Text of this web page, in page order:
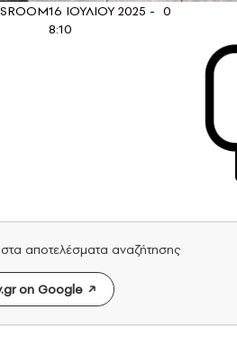
16 ΙΟΥΛΙΟΥ 2025 -
8:10
0
αποτελέσματα αναζήτησης
on Google